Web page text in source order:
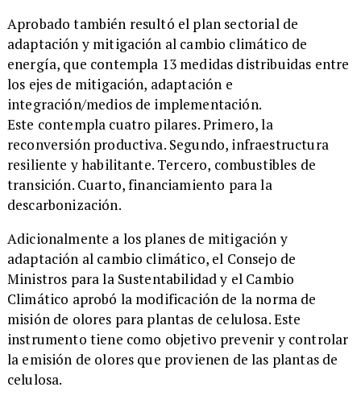
​Aprobado también resultó el plan sectorial de
adaptación y mitigación al cambio climático de
energía, que contempla 13 medidas distribuidas entre
los ejes de mitigación, adaptación e
integración/medios de implementación.
Este contempla cuatro pilares. Primero, la
reconversión productiva. Segundo, infraestructura
resiliente y habilitante. Tercero, combustibles de
transición. Cuarto, financiamiento para la
descarbonización.
​Adicionalmente a los planes de mitigación y
adaptación al cambio climático, el Consejo de
Ministros para la Sustentabilidad y el Cambio
Climático aprobó la modificación de la norma de
misión de olores para plantas de celulosa. Este
instrumento tiene como objetivo prevenir y controlar
la emisión de olores que provienen de las plantas de
celulosa.